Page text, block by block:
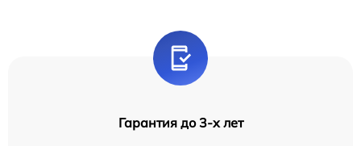
Гарантия до 3-х лет